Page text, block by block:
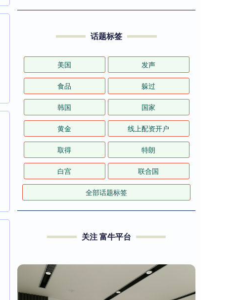
话题标签
美国 发声
食品 躲过
韩国 国家
黄金 线上配资开户
取得 特朗
白宫 联合国
全部话题标签
关注 富牛平台